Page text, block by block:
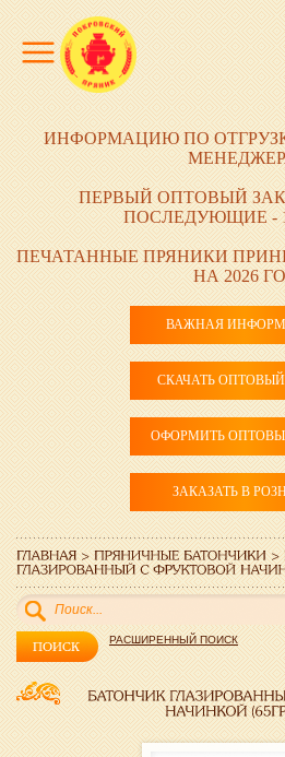
ИНФОРМАЦИЮ ПО
ПЕРВЫЙ ОПТОВЫЙ
ПОСЛЕДУЮЩИЕ -
ПЕЧАТАННЫЕ ПРЯНИКИ
НА 2026
ВАЖНАЯ
СКАЧАТЬ
ОФОРМИТЬ
ЗАКАЗАТЬ В
РАСШИРЕННЫЙ ПОИСК